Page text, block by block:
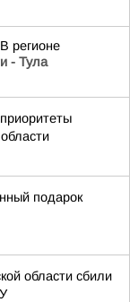
регионе
- Тула
подарок
области сбили